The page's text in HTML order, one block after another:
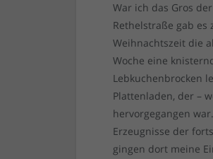
War ich das Gros
Rethelstraße gab es
Weihnachtszeit die
Woche eine
Lebkuchenbrocken
Plattenladen, der –
hervorgegangen
Erzeugnisse der
gingen dort meine